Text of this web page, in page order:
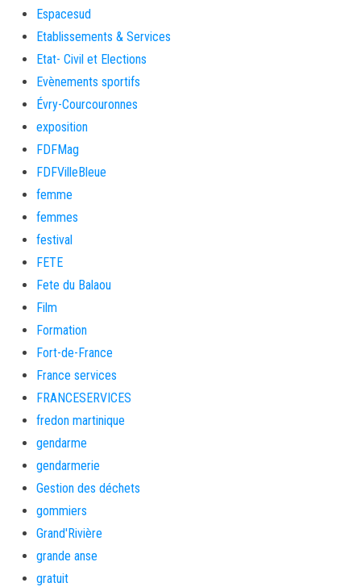
Espacesud
Etablissements & Services
Etat- Civil et Elections
Evènements sportifs
Évry-Courcouronnes
exposition
FDFMag
FDFVilleBleue
femme
femmes
festival
FETE
Fete du Balaou
Film
Formation
Fort-de-France
France services
FRANCESERVICES
fredon martinique
gendarme
gendarmerie
Gestion des déchets
gommiers
Grand'Rivière
grande anse
gratuit